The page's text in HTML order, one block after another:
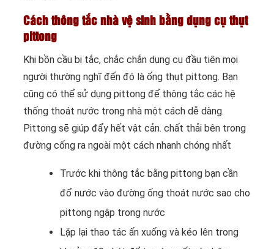
Cách thông tắc nhà vệ sinh bằng dụng cụ thụt
pittong
Khi bồn cầu bị tắc, chắc chắn dụng cụ đầu tiên mọi
người thường nghĩ đến đó là ống thụt pittong. Bạn
cũng có thể sử dụng pittong để thông tắc các hệ
thống thoát nước trong nhà một cách dễ dàng.
Pittong sẽ giúp đẩy hết vật cản. chất thải bên trong
đường cống ra ngoài một cách nhanh chóng nhất
Trước khi thông tắc bằng pittong bạn cần
đổ nước vào đường ống thoát nước sao cho
pittong ngập trong nước
Lặp lại thao tác ấn xuống và kéo lên trong